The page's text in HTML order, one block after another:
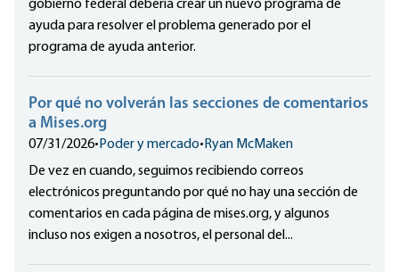
gobierno federal debería crear un nuevo programa de
ayuda para resolver el problema generado por el
programa de ayuda anterior.
Por qué no volverán las secciones de comentarios
a Mises.org
07/31/2026• Poder y mercado• Ryan McMaken
De vez en cuando, seguimos recibiendo correos
electrónicos preguntando por qué no hay una sección de
comentarios en cada página de mises.org, y algunos
incluso nos exigen a nosotros, el personal del...